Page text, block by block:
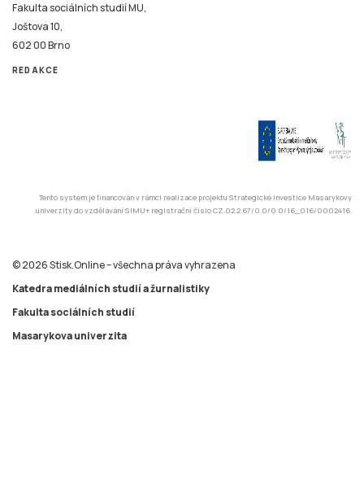
Fakulta sociálních studií MU,
Joštova 10,
602 00 Brno
REDAKCE
Tento systém je financován v rámci realizace projektu Strategické investice Masarykovy
univerzity do vzdělávání SIMU+ registrační číslo CZ.02.2.67/0.0/0.0/16_016/0002416.
© 2026 Stisk.Online – všechna práva vyhrazena
Katedra mediálních studií a žurnalistiky
Fakulta sociálních studií
Masarykova univerzita